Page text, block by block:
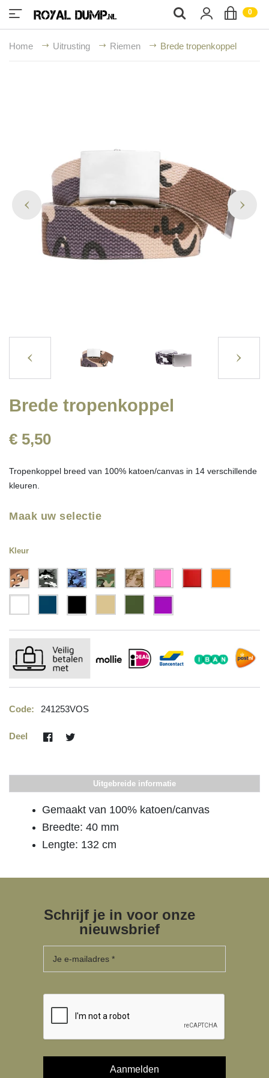
0;
Home Uitrusting Riemen Brede tropenkoppel
Brede tropenkoppel
€ 5,50
Tropenkoppel breed van 100% katoen/canvas in 14 verschillende
kleuren.
Maak uw selectie
Kleur
Code: 241253VOS
Deel
Uitgebreide informatie
Gemaakt van 100% katoen/canvas
Breedte: 40 mm
Lengte: 132 cm
Schrijf je in voor onze
nieuwsbrief